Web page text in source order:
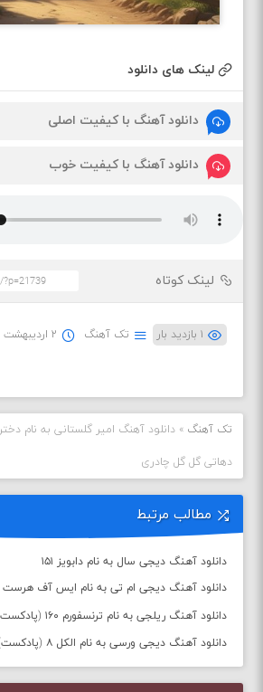
لینک های دانلود
دانلود آهنگ با کیفیت اصلی
دانلود آهنگ با کیفیت خوب
لینک کوتاه
۱ بازدید بار تک آهنگ ۲ اردیبهشت ۱۴۰۴
تک آهنگ »دانلود آهنگ امیر گلستانی به نام دختر
دهاتی گل گل چادری
مطالب مرتبط
دانلود آهنگ دیجی سال به نام دابویز ۱۵۱
دانلود آهنگ دیجی ام تی به نام ایس آف هرست ۱
دانلود آهنگ ریلجی به نام ترنسفورم ۱۶۰ (پادکست)
دانلود آهنگ دیجی ورسی به نام الکل ۸ (پادکست)